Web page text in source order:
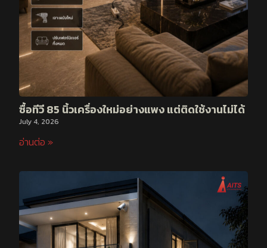
ซื้อทีวี 85 นิ้วเครื่องใหม่อย่างแพง แต่ติดใช้งานไม่ได้
July 4, 2026
อ่านต่อ »